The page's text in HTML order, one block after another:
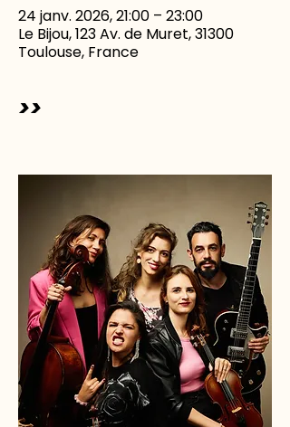
24 janv. 2026, 21:00 – 23:00
Le Bijou, 123 Av. de Muret, 31300
Toulouse, France
>>